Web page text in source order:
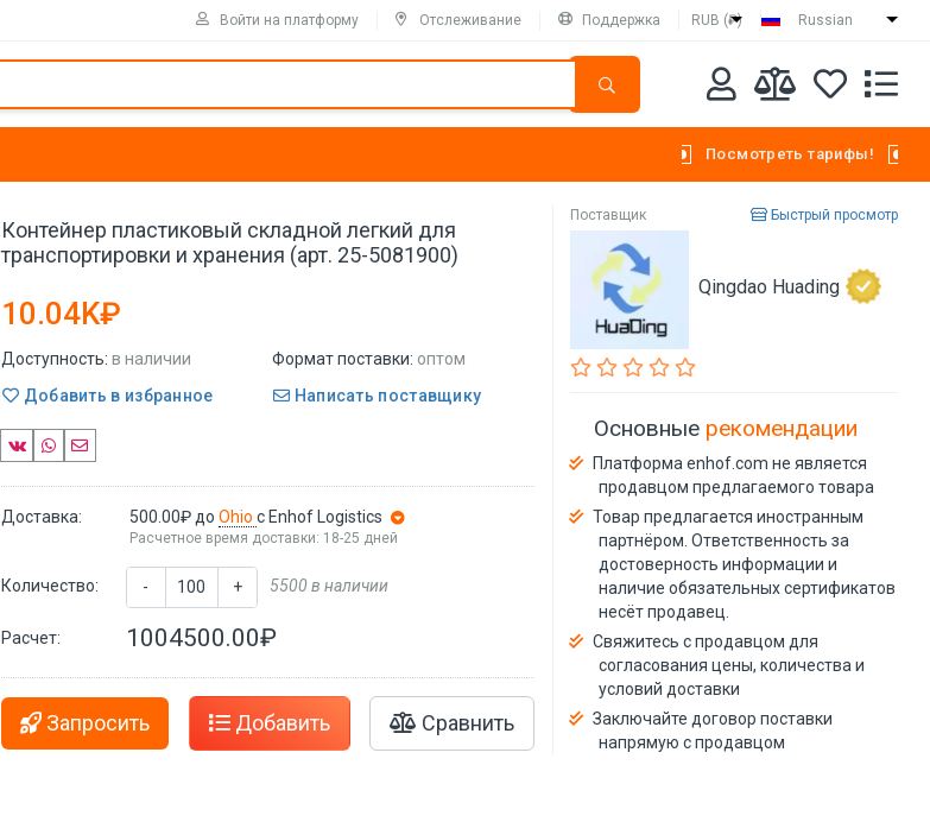
Войти на платформу Отслеживание Поддержка RUB (₽) Russian
Посмотреть тарифы!
Контейнер пластиковый складной легкий для
транспортировки и хранения (арт. 25-5081900)
10.04K₽
Доступность: в наличии Формат поставки: оптом
Добавить в избранное
Написать поставщику
Доставка: 500.00₽ доOhioс Enhof Logistics
Расчетное время доставки: 18-25 дней
Количество: - + 5500 в наличии
Расчет: 1004500.00₽
Запросить Добавить Сравнить
Поставщик Быстрый просмотр
Qingdao Huading
Основные рекомендации
Платформа enhof.com не является
продавцом предлагаемого товара
Товар предлагается иностранным
партнёром. Ответственность за
достоверность информации и
наличие обязательных сертификатов
несёт продавец.
Свяжитесь с продавцом для
согласования цены, количества и
условий доставки
Заключайте договор поставки
напрямую с продавцом